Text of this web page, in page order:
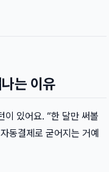
는 이유
이 있어요. “한 달만 써볼
동결제로 굳어지는 거예